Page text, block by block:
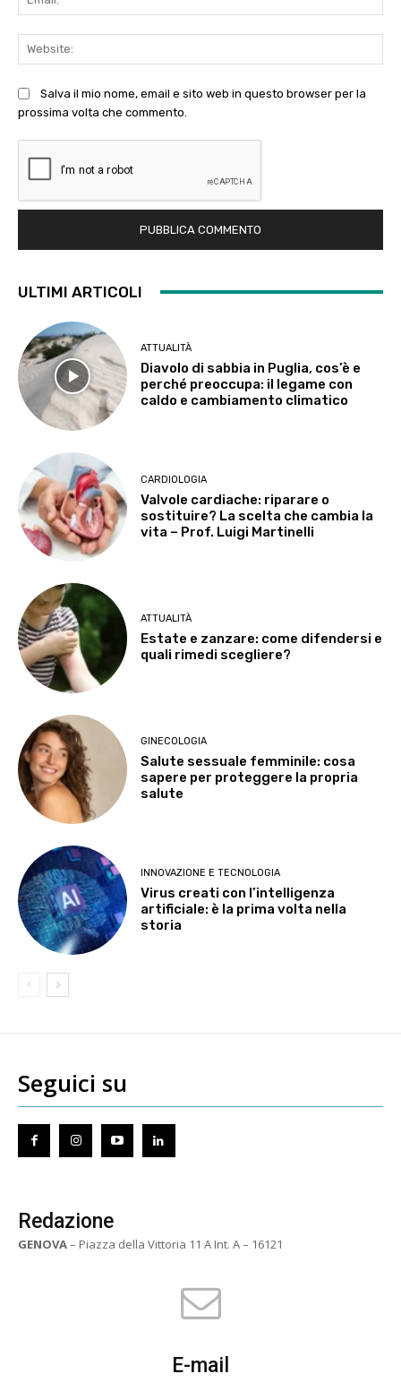
Salva il mio nome, email e sito web in questo browser per la
prossima volta che commento.
ULTIMI ARTICOLI
ATTUALITÀ
Diavolo di sabbia in Puglia, cos’è e
perché preoccupa: il legame con
caldo e cambiamento climatico
CARDIOLOGIA
Valvole cardiache: riparare o
sostituire? La scelta che cambia la
vita – Prof. Luigi Martinelli
ATTUALITÀ
Estate e zanzare: come difendersi e
quali rimedi scegliere?
GINECOLOGIA
Salute sessuale femminile: cosa
sapere per proteggere la propria
salute
INNOVAZIONE E TECNOLOGIA
Virus creati con l’intelligenza
artificiale: è la prima volta nella
storia
Seguici su
Redazione
GENOVA– Piazza della Vittoria 11 A Int. A – 16121
E-mail